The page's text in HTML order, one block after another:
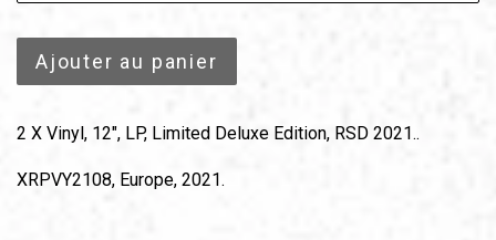
Ajouter au panier
2 X Vinyl, 12", LP, Limited Deluxe Edition, RSD 2021..
XRPVY2108, Europe, 2021.